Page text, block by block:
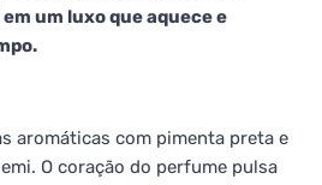
um luxo que aquece e
aromáticas com pimenta preta e
O coração do perfume pulsa